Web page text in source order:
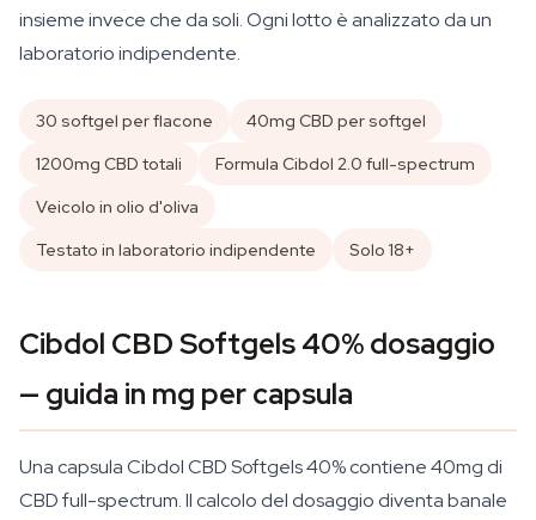
insieme invece che da soli. Ogni lotto è analizzato da un
laboratorio indipendente.
30 softgel per flacone
40mg CBD per softgel
1200mg CBD totali
Formula Cibdol 2.0 full-spectrum
Veicolo in olio d'oliva
Testato in laboratorio indipendente
Solo 18+
Cibdol CBD Softgels 40% dosaggio
— guida in mg per capsula
Una capsula Cibdol CBD Softgels 40% contiene 40mg di
CBD full-spectrum. Il calcolo del dosaggio diventa banale